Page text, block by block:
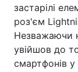
застарілі
роз'єм
Незважаючи
увійшов до
смартфонів у